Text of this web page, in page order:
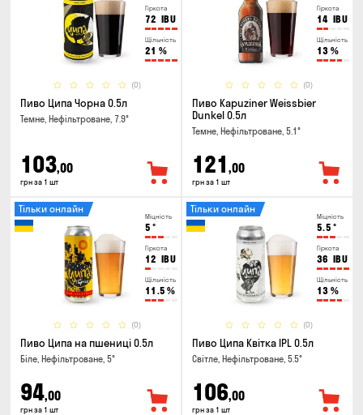
Гіркота
72 IBU
Щільність
21 %
(0)
Пиво Ципа Чорна 0.5л
Темне, Нефільтроване, 7.9°
103,00
грн за 1 шт
Гіркота
14 IBU
Щільність
13 %
(0)
Пиво Kapuziner Weissbier
Dunkel 0.5л
Темне, Нефільтроване, 5.1°
121 ,00
грн за 1 шт
Міцність
5 °
Гіркота
12 IBU
Щільність
11.5 %
(0)
Тільки онлайн
Пиво Ципа на пшениці 0.5л
Біле, Нефільтроване, 5°
94,00
грн за 1 шт
Міцність
5.5 °
Гіркота
36 IBU
Щільність
13 %
(0)
Тільки онлайн
Пиво Ципа Квітка IPL 0.5л
Світле, Нефільтроване, 5.5°
106,00
грн за 1 шт